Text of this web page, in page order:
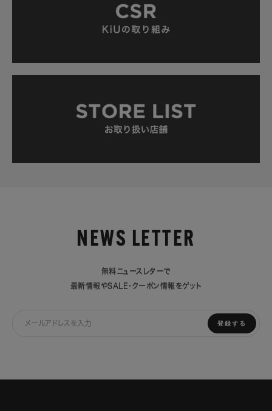
NEWS LETTER
無料ニュースレターで
最新情報やSALE・クーポン情報をゲット
登録する